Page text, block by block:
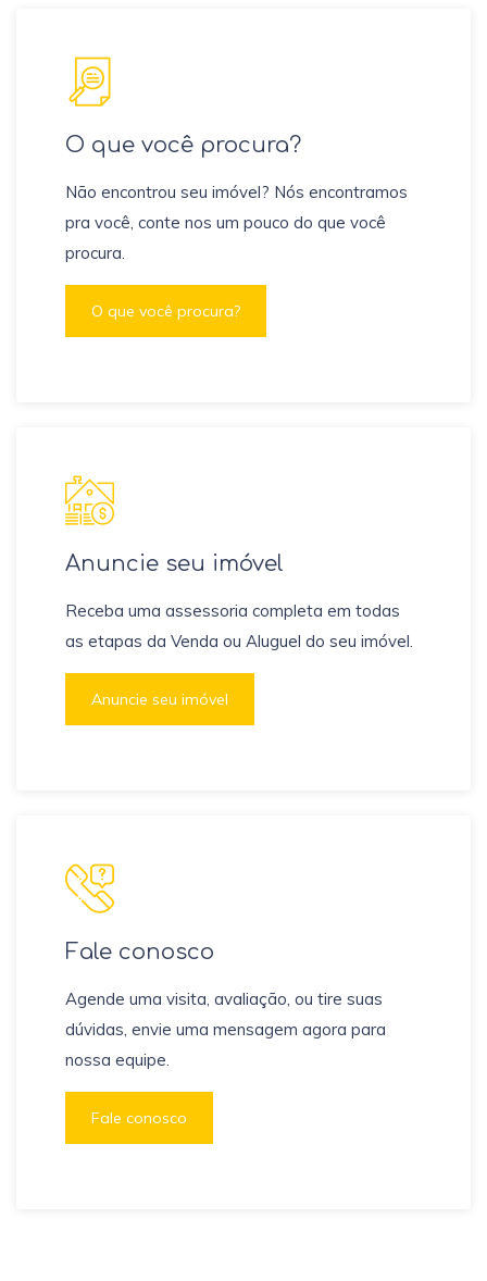
O que você procura?
Não encontrou seu imóvel? Nós encontramos
pra você, conte nos um pouco do que você
procura.
O que você procura?
Anuncie seu imóvel
Receba uma assessoria completa em todas
as etapas da Venda ou Aluguel do seu imóvel.
Anuncie seu imóvel
Fale conosco
Agende uma visita, avaliação, ou tire suas
dúvidas, envie uma mensagem agora para
nossa equipe.
Fale conosco